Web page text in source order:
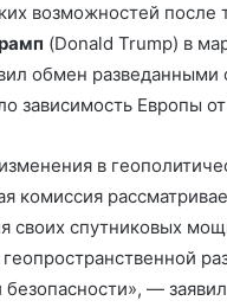
возможностей после
(Donald Trump) в
обмен разведанными
зависимость Европы
в
комиссия
своих спутниковых
—